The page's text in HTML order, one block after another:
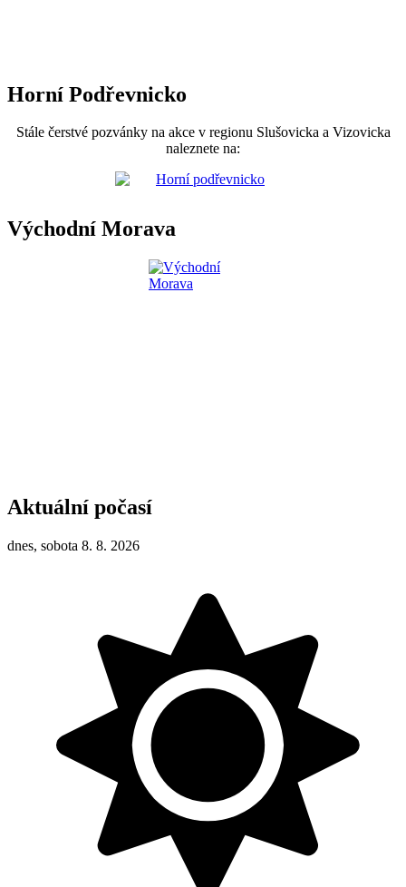
Horní Podřevnicko
Stále čerstvé pozvánky na akce v regionu Slušovicka a Vizovicka
naleznete na:
Východní Morava
Aktuální počasí
dnes, sobota 8. 8. 2026